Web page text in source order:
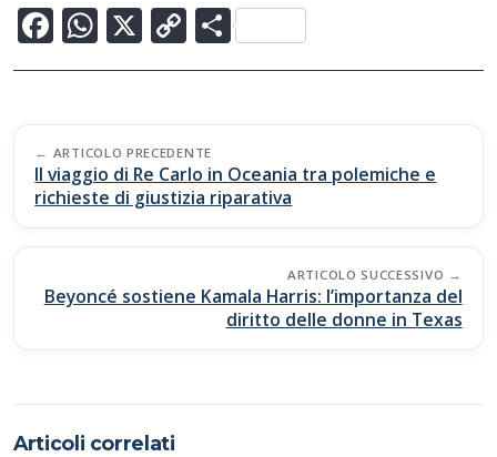
F
ac
b
o
o
k
W
h
s
A
p
p
X C
o
y
Li
n
k
C
o
di
vi
di
Post
navigation
ARTICOLO PRECEDENTE
Il viaggio di Re Carlo in Oceania tra polemiche e
richieste di giustizia riparativa
ARTICOLO SUCCESSIVO
Beyoncé sostiene Kamala Harris: l’importanza del
diritto delle donne in Texas
Articoli correlati